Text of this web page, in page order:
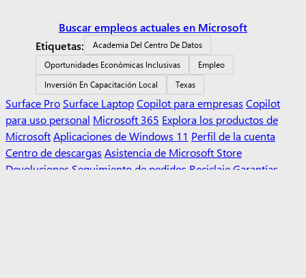
Buscar empleos actuales en Microsoft
Etiquetas:
Academia Del Centro De Datos
Oportunidades Económicas Inclusivas
Empleo
Inversión En Capacitación Local
Texas
Surface Pro Surface LaptopCopilot para empresas Copilot
para uso personal Microsoft 365 Explora los productos de
MicrosoftAplicaciones de Windows 11 Perfil de la cuenta
Centro de descargas Asistencia de Microsoft Store
Devoluciones Seguimiento de pedidos ReciclajeGarantías